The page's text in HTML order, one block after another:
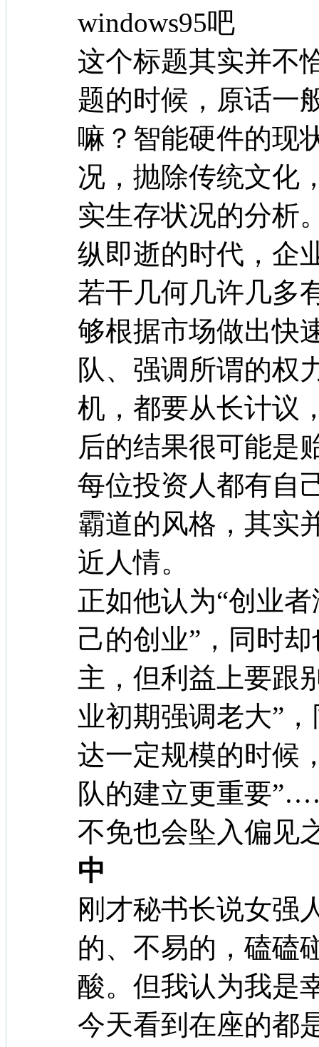
windows95吧
这个标题其实并不
题的时候，原话一
嘛？智能硬件的现
况，抛除传统文化
实生存状况的分析
纵即逝的时代，企
若干几何几许几多
够根据市场做出快
队、强调所谓的权
机，都要从长计议
后的结果很可能是
每位投资人都有自
霸道的风格，其实
近人情。
正如他认为“创业
己的创业”，同时
主，但利益上要跟
业初期强调老大”
达一定规模的时候
队的建立更重要
不免也会坠入偏见
中
刚才秘书长说女强
的、不易的，磕磕
酸。但我认为我是
今天看到在座的都